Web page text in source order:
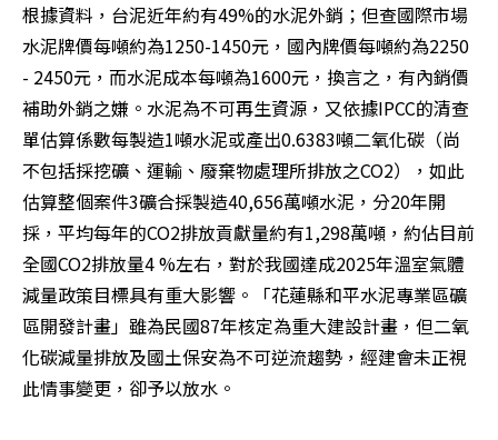
根據資料，台泥近年約有49%的水泥外銷；但查國際市場
水泥牌價每噸約為1250-1450元，國內牌價每噸約為2250
- 2450元，而水泥成本每噸為1600元，換言之，有內銷價
補助外銷之嫌。水泥為不可再生資源，又依據IPCC的清查
單估算係數每製造1噸水泥或產出0.6383噸二氧化碳（尚
不包括採挖礦、運輸、廢棄物處理所排放之CO2），如此
估算整個案件3礦合採製造40,656萬噸水泥，分20年開
採，平均每年的CO2排放貢獻量約有1,298萬噸，約佔目前
全國CO2排放量4 %左右，對於我國達成2025年溫室氣體
減量政策目標具有重大影響。「花蓮縣和平水泥專業區礦
區開發計畫」雖為民國87年核定為重大建設計畫，但二氧
化碳減量排放及國土保安為不可逆流趨勢，經建會未正視
此情事變更，卻予以放水。